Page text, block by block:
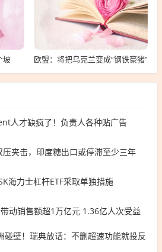
坡 欧盟：将把乌克兰变成“钢铁豪猪”
人才缺疯了！负责人各种贴广告
压夹击，印度糖出口或停滞至少三年
海力士杠杆ETF采取单独措施
动销售额超1万亿元 1.36亿人次受益
碰壁！瑞典放话：不删超速功能就投反